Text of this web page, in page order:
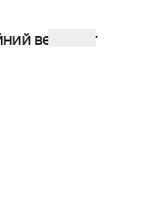
веб сайт